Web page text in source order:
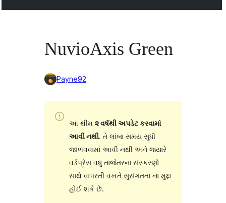
NuvioAxis Green
Payne92
આ થીમ ૨ વર્ષથી અપડેટ કરવામાં
આવી નથી. તે લાંબા સમય સુધી
જાળવવામાં આવી નથી અને જ્યારે
વર્ડપ્રેસ વધુ તાજેતરના સંસ્કરણો
સાથે વાપરતી વખતે સુસંગતતા ના મુદ્દા
હોઈ શકે છે.